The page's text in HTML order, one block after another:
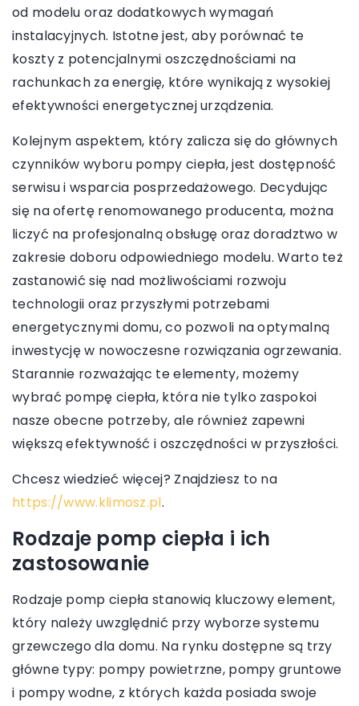
od modelu oraz dodatkowych wymagań
instalacyjnych. Istotne jest, aby porównać te
koszty z potencjalnymi oszczędnościami na
rachunkach za energię, które wynikają z wysokiej
efektywności energetycznej urządzenia.
Kolejnym aspektem, który zalicza się do głównych
czynników wyboru pompy ciepła, jest dostępność
serwisu i wsparcia posprzedażowego. Decydując
się na ofertę renomowanego producenta, można
liczyć na profesjonalną obsługę oraz doradztwo w
zakresie doboru odpowiedniego modelu. Warto też
zastanowić się nad możliwościami rozwoju
technologii oraz przyszłymi potrzebami
energetycznymi domu, co pozwoli na optymalną
inwestycję w nowoczesne rozwiązania ogrzewania.
Starannie rozważając te elementy, możemy
wybrać pompę ciepła, która nie tylko zaspokoi
nasze obecne potrzeby, ale również zapewni
większą efektywność i oszczędności w przyszłości.
Chcesz wiedzieć więcej? Znajdziesz to na
https://www.klimosz.pl.
Rodzaje pomp ciepła i ich
zastosowanie
Rodzaje pomp ciepła stanowią kluczowy element,
który należy uwzględnić przy wyborze systemu
grzewczego dla domu. Na rynku dostępne są trzy
główne typy: pompy powietrzne, pompy gruntowe
i pompy wodne, z których każda posiada swoje